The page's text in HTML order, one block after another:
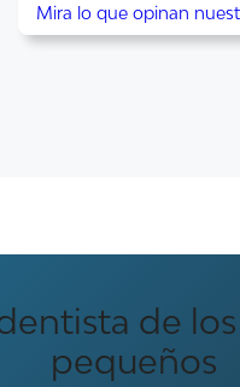
Mira lo que opinan
de
pequeños